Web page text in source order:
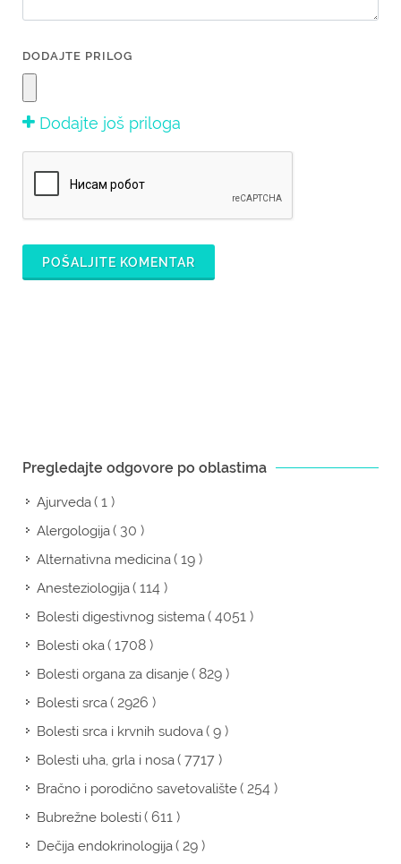
DODAJTE PRILOG
Dodajte još priloga
POŠALJITE KOMENTAR
Pregledajte odgovore po oblastima
Ajurveda( 1 )
Alergologija( 30 )
Alternativna medicina( 19 )
Anesteziologija( 114 )
Bolesti digestivnog sistema( 4051 )
Bolesti oka( 1708 )
Bolesti organa za disanje( 829 )
Bolesti srca( 2926 )
Bolesti srca i krvnih sudova( 9 )
Bolesti uha, grla i nosa( 7717 )
Bračno i porodično savetovalište( 254 )
Bubrežne bolesti( 611 )
Dečija endokrinologija( 29 )